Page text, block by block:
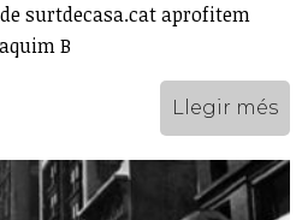
surtdecasa.cat aprofitem
B
Llegir més